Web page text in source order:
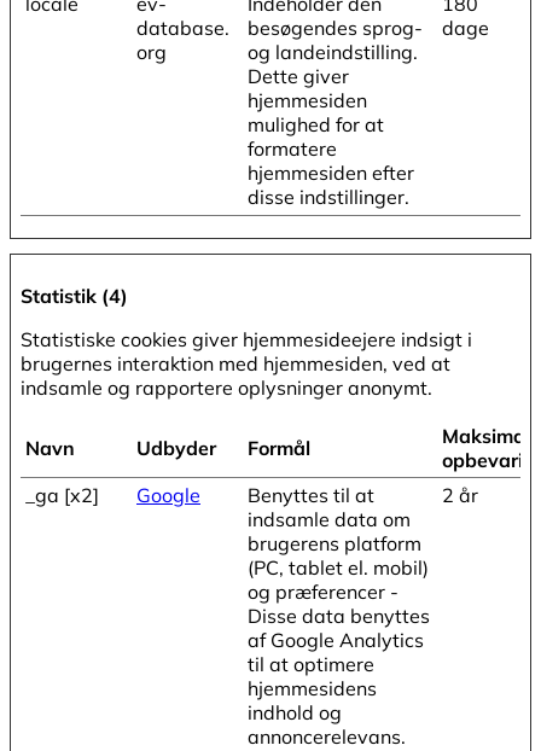
database.
org
besøgendes sprog-
og landeindstilling.
Dette giver
hjemmesiden
mulighed for at
formatere
hjemmesiden efter
disse indstillinger.
dage
Statistik (4)
Statistiske cookies giver hjemmesideejere indsigt i
brugernes interaktion med hjemmesiden, ved at
indsamle og rapportere oplysninger anonymt.
Navn Udbyder Formål
Maksimal
_ga [x2]
Google
Benyttes til at
indsamle data om
brugerens platform
(PC, tablet el. mobil)
og præferencer -
Disse data benyttes
af Google Analytics
til at optimere
hjemmesidens
indhold og
annoncerelevans.
2 år